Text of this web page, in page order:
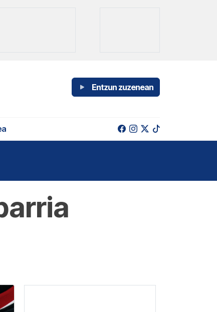
Entzun zuzenean